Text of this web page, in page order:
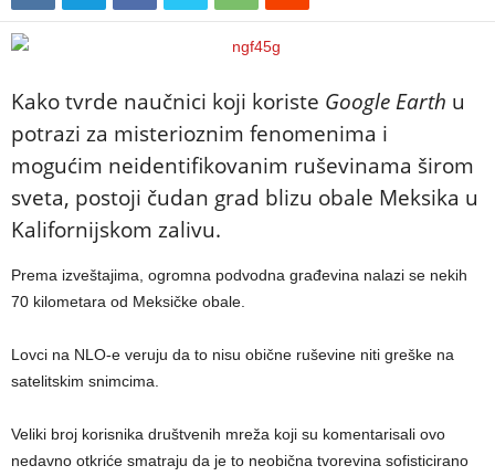
Kako tvrde naučnici koji koriste Google Earth u
potrazi za misterioznim fenomenima i
mogućim neidentifikovanim ruševinama širom
sveta, postoji čudan grad blizu obale Meksika u
Kalifornijskom zalivu.
Prema izveštajima, ogromna podvodna građevina nalazi se nekih
70 kilometara od Meksičke obale.
Lovci na NLO-e veruju da to nisu obične ruševine niti greške na
satelitskim snimcima.
Veliki broj korisnika društvenih mreža koji su komentarisali ovo
nedavno otkriće smatraju da je to neobična tvorevina sofisticirano